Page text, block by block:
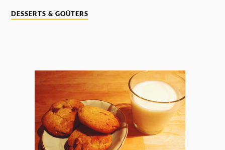
DESSERTS & GOÛTERS